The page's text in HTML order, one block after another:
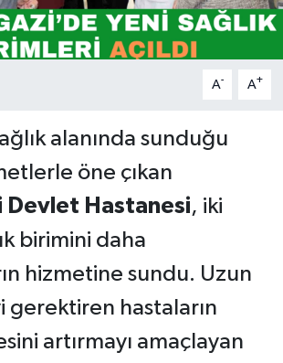
A- A+
alanında sunduğu
öne çıkan
Devlet Hastanesi, iki
birimini daha
hizmetine sundu. Uzun
gerektiren hastaların
artırmayı amaçlayan